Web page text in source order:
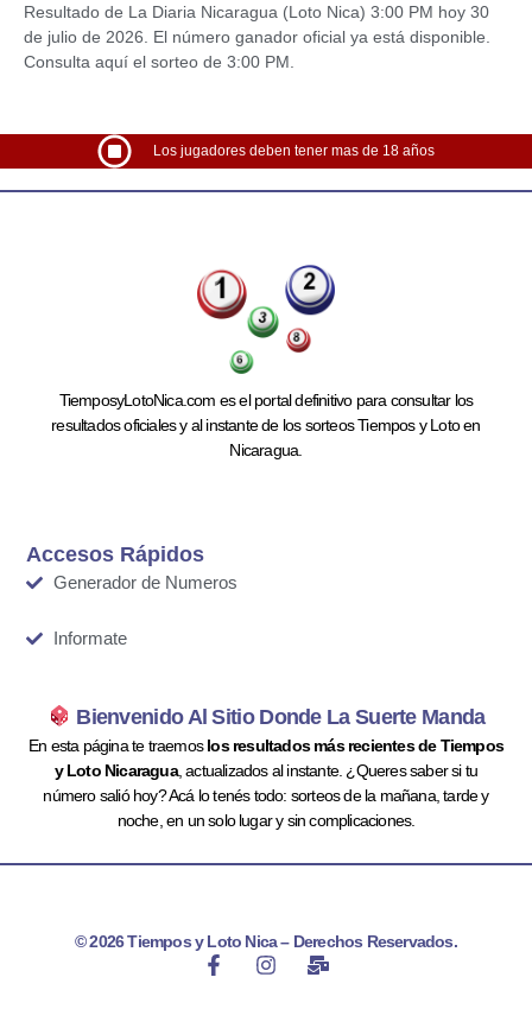
Resultado de La Diaria Nicaragua (Loto Nica) 3:00 PM hoy 30
de julio de 2026. El número ganador oficial ya está disponible.
Consulta aquí el sorteo de 3:00 PM.
Los jugadores deben tener mas de 18 años
TiemposyLotoNica.com es el portal definitivo para consultar los
resultados oficiales y al instante de los sorteos Tiempos y Loto en
Nicaragua.
Accesos Rápidos
Generador de Numeros
Informate
Bienvenido Al Sitio Donde La Suerte Manda
En esta página te traemoslos resultados más recientes de Tiempos
y Loto Nicaragua, actualizados al instante. ¿Queres saber si tu
número salió hoy? Acá lo tenés todo: sorteos de la mañana, tarde y
noche, en un solo lugar y sin complicaciones.
© 2026 Tiempos y Loto Nica – Derechos Reservados.
F
a
I
M